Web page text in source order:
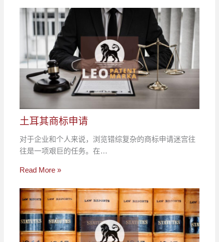
土耳其商标申请
对于企业和个人来说，浏览错综复杂的商标申请迷宫往
往是一项艰巨的任务。在…
Read More »